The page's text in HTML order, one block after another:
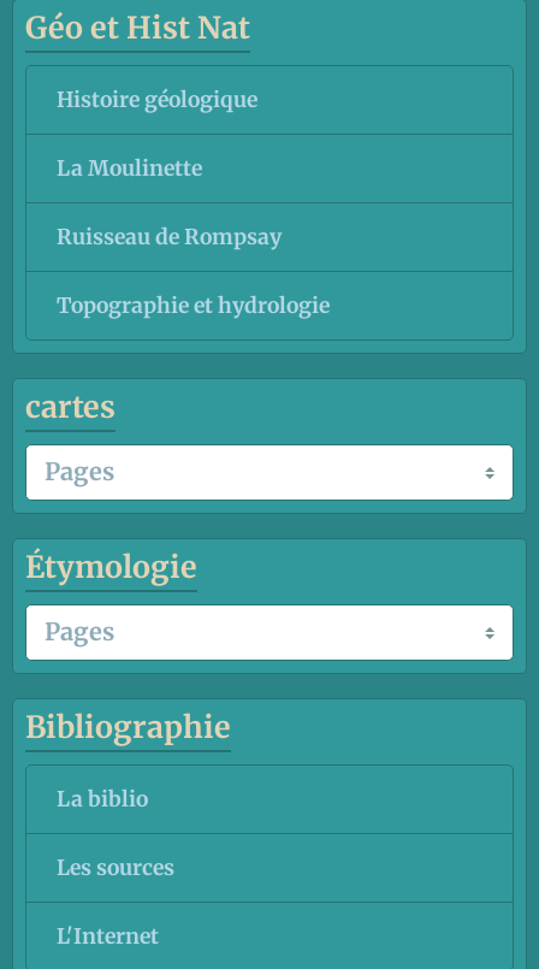
Géo et Hist Nat
Histoire géologique
La Moulinette
Ruisseau de Rompsay
Topographie et hydrologie
cartes
Étymologie
Bibliographie
La biblio
Les sources
L'Internet